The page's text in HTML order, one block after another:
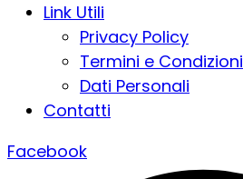
Link Utili
Privacy Policy
Termini e Condizioni
Dati Personali
Contatti
Facebook